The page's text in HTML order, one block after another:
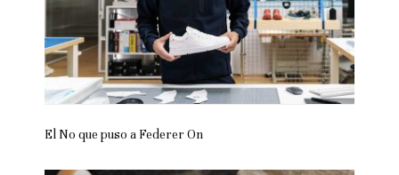
El No que puso a Federer On